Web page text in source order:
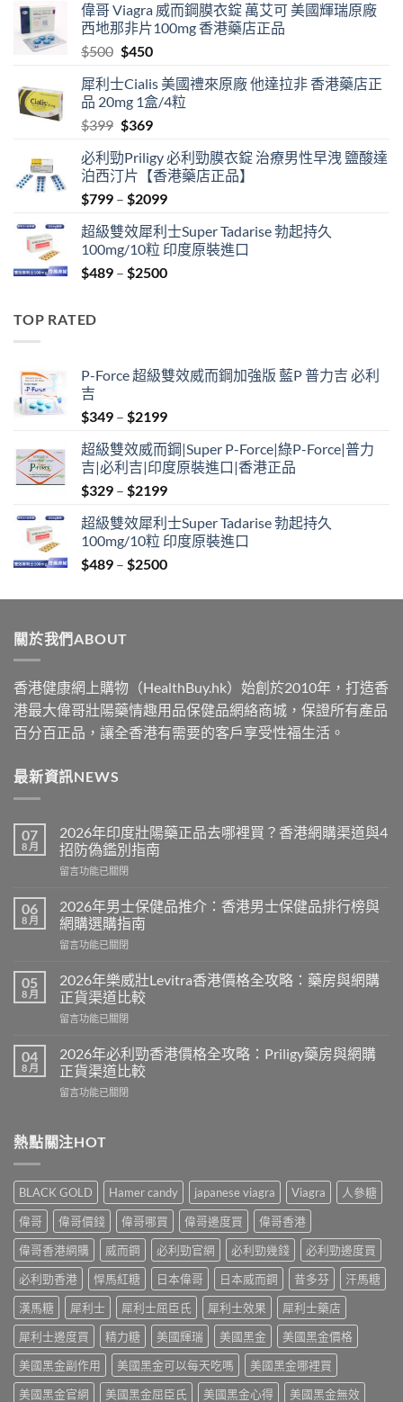
偉哥 Viagra 威而鋼膜衣錠 萬艾可 美國輝瑞原廠
西地那非片100mg 香港藥店正品
$500 Original
was:
$500.
$450Current
is:
$450.
犀利士Cialis 美國禮來原廠 他達拉非 香港藥店正
品 20mg 1盒/4粒
$399 Original
was:
$399.
$369Current
is:
$369.
必利勁Priligy 必利勁膜衣錠 治療男性早洩 鹽酸達
泊西汀片【香港藥店正品】
$799 – $2099Price
$799
through
$2099
超級雙效犀利士Super Tadarise 勃起持久
100mg/10粒 印度原裝進口
$489 – $2500Price
TOP RATED
P-Force 超級雙效威而鋼加強版 藍P 普力吉 必利
吉
$349 – $2199Price
$349
through
$2199
超級雙效威而鋼|Super P-Force|綠P-Force|普力
吉|必利吉|印度原裝進口|香港正品
$329 – $2199Price
$329
through
$2199
超級雙效犀利士Super Tadarise 勃起持久
100mg/10粒 印度原裝進口
$489 – $2500Price
$489
關於我們ABOUT
香港健康網上購物（HealthBuy.hk）始創於2010年，打造香
港最大偉哥壯陽藥情趣用品保健品網絡商城，保證所有產品
百分百正品，讓全香港有需要的客戶享受性福生活。
最新資訊NEWS
07
8 月
2026年印度壯陽藥正品去哪裡買？香港網購渠道與4
招防偽鑑別指南
在
年
印
度
壯
藥
正
品
去
裡
買？
港
渠
4
招
防
偽
鑑
別
指
南〉
留言功能已關閉
06
8 月
2026年男士保健品推介：香港男士保健品排行榜與
網購選購指南
在
年
男
士
保
品
推
介：
香
士
品
排
行
榜
與
網
購
選
指
南〉
中
留言功能已關閉
05
8 月
2026年樂威壯Levitra香港價格全攻略：藥房與網購
正貨渠道比較
在
年
樂
威
壯
港
全
攻
略：
藥
房
與
網
購
貨
渠
道
比
較〉
留言功能已關閉
04
8 月
2026年必利勁香港價格全攻略：Priligy藥房與網購
正貨渠道比較
在
必
利
香
港
價
格
全
攻
略：
Priligy
房
與
網
購
正
貨
留言功能已關閉
熱點關注HOT
BLACK GOLD Hamer candy japanese viagra Viagra
人參糖
偉哥
偉哥價錢 偉哥哪買 偉哥邊度買
偉哥香港
偉哥香港網購
威而鋼 必利勁官網 必利勁幾錢
必利勁邊度買
必利勁香港
悍馬紅糖 日本偉哥 日本威而鋼 昔多芬
汗馬糖
漢馬糖
犀利士 犀利士屈臣氏 犀利士效果
犀利士藥店
犀利士邊度買
精力糖 美國輝瑞 美國黑金
美國黑金價格
美國黑金副作用
美國黑金可以每天吃嗎
美國黑金哪裡買
美國黑金官網
美國黑金屈臣氏 美國黑金心得 美國黑金無效